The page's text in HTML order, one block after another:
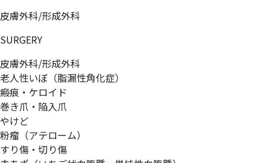
皮膚外科/形成外科
SURGERY
皮膚外科/形成外科
老人性いぼ（脂漏性角化症）
瘢痕・ケロイド
巻き爪・陥入爪
やけど
粉瘤（アテローム）
すり傷・切り傷